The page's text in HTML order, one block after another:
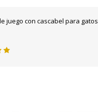
juego con cascabel para gatos